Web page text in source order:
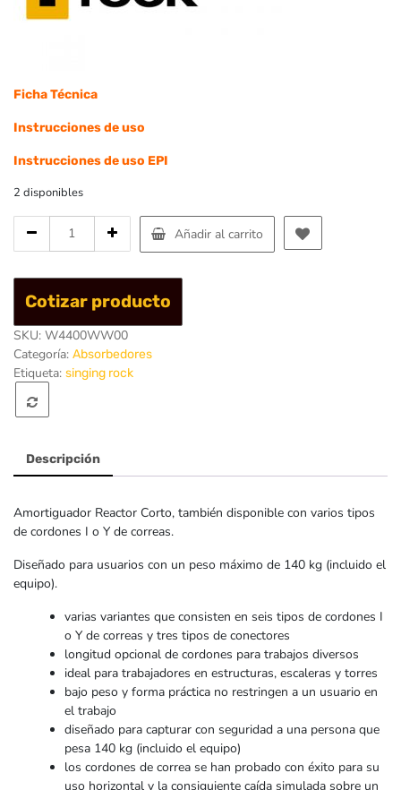
Ficha Técnica
Instrucciones de uso
Instrucciones de uso EPI
2 disponibles
corto
Reactor
-
Singing
Rock
Añadir al carrito
Cotizar producto
SKU: W4400WW00
Categoría: Absorbedores
Etiqueta: singing rock
Descripción
Amortiguador Reactor Corto, también disponible con varios tipos
de cordones I o Y de correas.
Diseñado para usuarios con un peso máximo de 140 kg (incluido el
equipo).
varias variantes que consisten en seis tipos de cordones I
o Y de correas y tres tipos de conectores
longitud opcional de cordones para trabajos diversos
ideal para trabajadores en estructuras, escaleras y torres
bajo peso y forma práctica no restringen a un usuario en
el trabajo
diseñado para capturar con seguridad a una persona que
pesa 140 kg (incluido el equipo)
los cordones de correa se han probado con éxito para su
uso horizontal y la consiguiente caída simulada sobre un